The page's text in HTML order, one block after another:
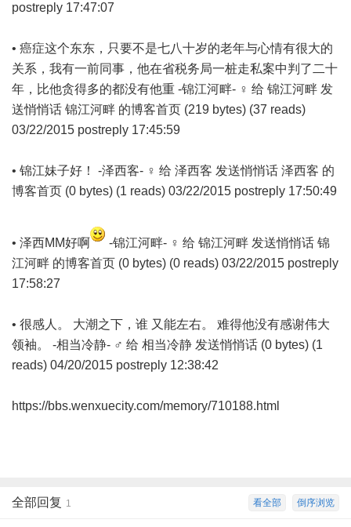
postreply 17:47:07
• 癌症这个东东，只要不是七八十岁的老年与心情有很大的
关系，我有一前同事，他在省税务局一桩走私案中判了二十
年，比他贪得多的都没有他重 -锦江河畔- ♀ 给 锦江河畔 发
送悄悄话 锦江河畔 的博客首页 (219 bytes) (37 reads)
03/22/2015 postreply 17:45:59
• 锦江妹子好！ -泽西客- ♀ 给 泽西客 发送悄悄话 泽西客 的
博客首页 (0 bytes) (1 reads) 03/22/2015 postreply 17:50:49
• 泽西MM好啊
-锦江河畔- ♀ 给 锦江河畔 发送悄悄话 锦
江河畔 的博客首页 (0 bytes) (0 reads) 03/22/2015 postreply
17:58:27
• 很感人。 大潮之下，谁 又能左右。 难得他没有感谢伟大
领袖。 -相当冷静- ♂ 给 相当冷静 发送悄悄话 (0 bytes) (1
reads) 04/20/2015 postreply 12:38:42
https://bbs.wenxuecity.com/memory/710188.html
倒序浏览
看全部
全部回复 1